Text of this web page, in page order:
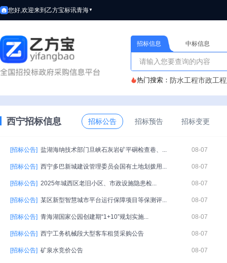
您好,欢迎来到乙方宝标讯青海▼
招标信息 中标信息
热门搜索： 防水工程市政工程
西宁招标信息 招标公告 招标预告 招标变更
[招标公告] 盐湖海纳技术部门旦峡石灰岩矿平硐检查巷、... 08-07
[招标公告] 西宁多巴新城建设管理委员会国有土地划拨用... 08-07
[招标公告] 2025年城西区老旧小区、市政设施隐患检... 08-07
[招标公告] 某区新型智慧城市平台运行保障项目等保测评... 08-07
[招标公告] 青海湖国家公园创建期“1+10”规划实施... 08-07
[招标公告] 西宁工务机械段大型客车租赁采购公告 08-07
[招标公告] 矿泉水竞价公告 08-07